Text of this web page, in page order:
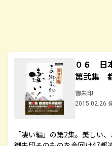
０６ 日
第弐集
御朱印
2015.02.26
「凄い編」の第2集。美しい